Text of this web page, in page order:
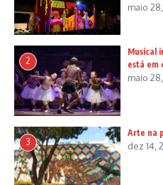
maio
2
Musical
está em
maio
3
Arte na
dez 14,